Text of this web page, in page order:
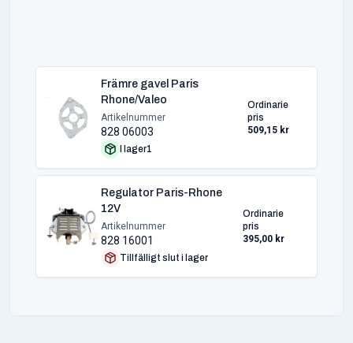
Främre gavel Paris
Rhone/Valeo
Artikelnummer
828 06003
I lager1
Ordinarie
pris
509,15 kr
Regulator Paris-Rhone
12V
Artikelnummer
828 16001
Tillfälligt slut i lager
Ordinarie
pris
395,00 kr